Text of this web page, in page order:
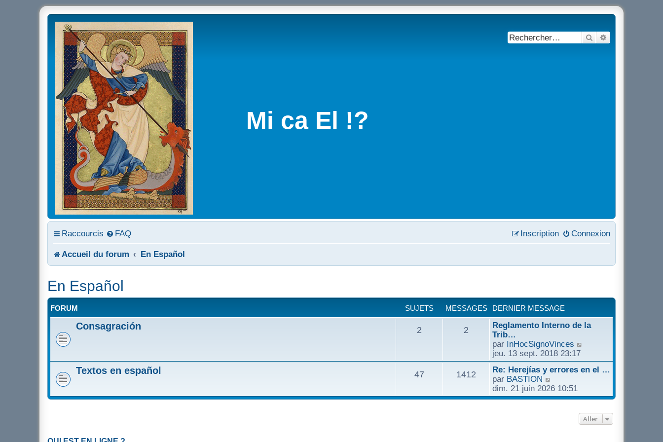
Mi ca El !?
Rechercher
Raccourcis FAQ Connexion
Inscription
Accueil du forum En Español
En Español
FORUM SUJETS MESSAGES DERNIER MESSAGE
Consagración 2 2
Reglamento Interno de la
Trib…
par InHocSignoVinces
n
s
t
r
l
jeu. 13 sept. 2018 23:17
Textos en español 47 1412
Re: Herejías y errores en el …
par BASTION
o
n
dim. 21 juin 2026 10:51
Aller